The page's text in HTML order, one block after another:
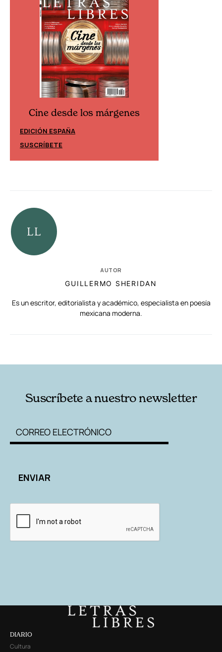
Cine desde los márgenes
EDICIÓN ESPAÑA
SUSCRÍBETE
AUTOR
GUILLERMO SHERIDAN
Es un escritor, editorialista y académico, especialista en poesía
mexicana moderna.
Suscríbete a nuestro newsletter
DIARIO
Cultura